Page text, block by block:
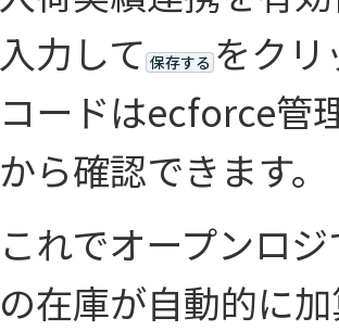
入力して 保存する をク
コードはecforce管
から確認できます。
これでオープンロ
の在庫が自動的に